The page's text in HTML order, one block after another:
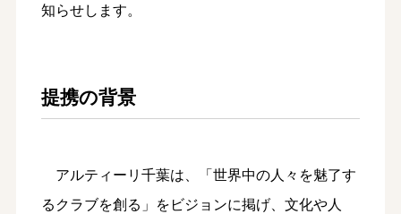
知らせします。
提携の背景
アルティーリ千葉は、「世界中の人々を魅了す
るクラブを創る」をビジョンに掲げ、文化や人